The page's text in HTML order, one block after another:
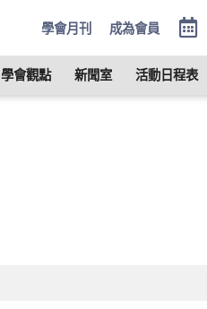
學會月刊 成為會員
學會觀點 新聞室 活動日程表